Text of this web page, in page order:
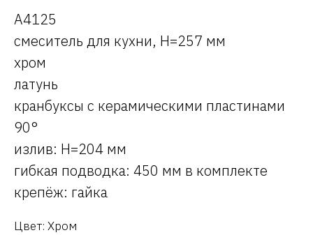
A4125
смеситель для кухни, H=257 мм
хром
латунь
кранбуксы с керамическими пластинами
90°
излив: H=204 мм
гибкая подводка: 450 мм в комплекте
крепёж: гайка
Цвет: Хром